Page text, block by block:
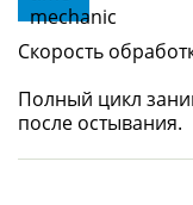
Скорость
Полный цикл
после остывания.